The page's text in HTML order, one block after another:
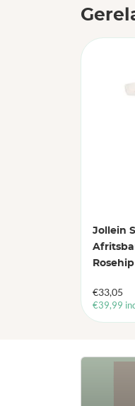
Jollein
Rosehip
€33,05
€39,99